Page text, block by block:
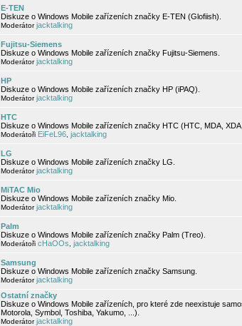
E-TEN
Diskuze o Windows Mobile zařízeních značky E-TEN (Glofiish).
Moderátorjacktalking
Fujitsu-Siemens
Diskuze o Windows Mobile zařízeních značky Fujitsu-Siemens.
Moderátorjacktalking
HP
Diskuze o Windows Mobile zařízeních značky HP (iPAQ).
Moderátorjacktalking
HTC
Diskuze o Windows Mobile zařízeních značky HTC (HTC, MDA,
Moderátoři EiFeL96 jacktalking
LG
Diskuze o Windows Mobile zařízeních značky LG.
Moderátorjacktalking
MiTAC Mio
Diskuze o Windows Mobile zařízeních značky Mio.
Moderátorjacktalking
Palm
Diskuze o Windows Mobile zařízeních značky Palm (Treo).
Moderátoři cHaOOs jacktalking
Samsung
Diskuze o Windows Mobile zařízeních značky Samsung.
Moderátorjacktalking
Ostatní značky
Diskuze o Windows Mobile zařízeních, pro které zde neexistuje
Motorola, Symbol, Toshiba, Yakumo, ...).
Moderátorjacktalking